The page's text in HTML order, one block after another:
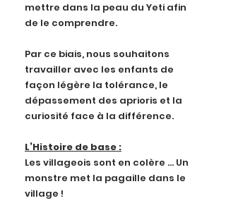
mettre dans la peau du Yeti afin
de le comprendre.
Par ce biais, nous souhaitons
travailler avec les enfants de
façon légère la tolérance, le
dépassement des aprioris et la
curiosité face à la différence.
L’Histoire de base :
Les villageois sont en colère ... Un
monstre met la pagaille dans le
village !